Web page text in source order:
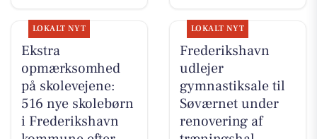
LOKALT NYT
Ekstra
opmærksomhed
på skolevejene:
516 nye skolebørn
i Frederikshavn
LOKALT NYT
Frederikshavn
udlejer
gymnastiksale til
Søværnet under
renovering af